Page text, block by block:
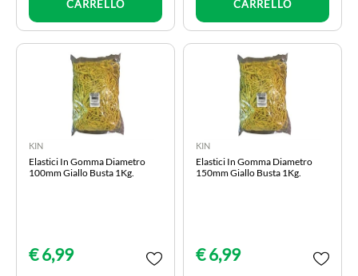
CARRELLO
CARRELLO
KIN
Elastici In Gomma Diametro
100mm Giallo Busta 1Kg.
€ 6,99
KIN
Elastici In Gomma Diametro
150mm Giallo Busta 1Kg.
€ 6,99